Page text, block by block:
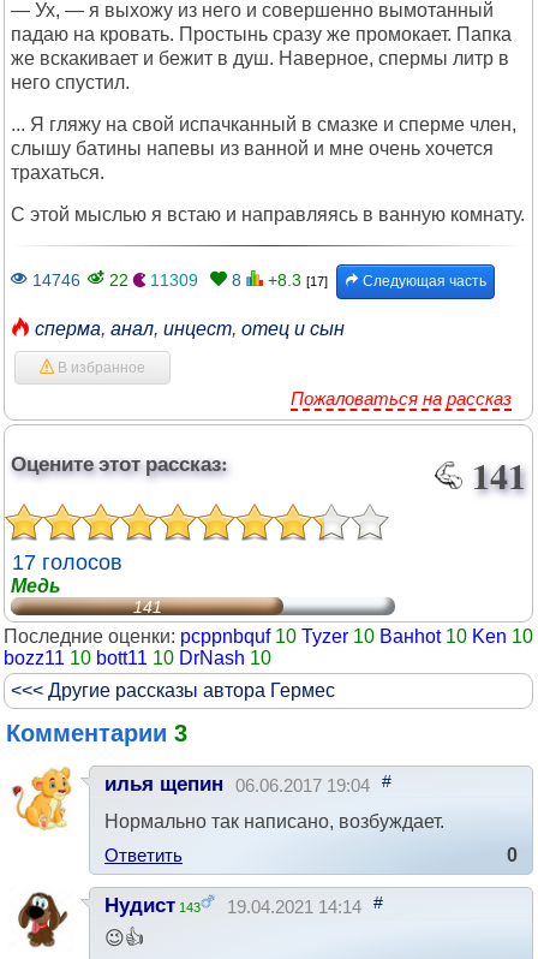
— Ух, — я выхожу из него и совершенно вымотанный
падаю на кровать. Простынь сразу же промокает. Папка
же вскакивает и бежит в душ. Наверное, спермы литр в
него спустил.
... Я гляжу на свой испачканный в смазке и сперме член,
слышу батины напевы из ванной и мне очень хочется
трахаться.
С этой мыслью я встаю и направляясь в ванную комнату.
14746 22 11309 8 +8.3 [17] Следующая часть
сперма, анал, инцест, отец и сын
В избранное
Пожаловаться на рассказ
Оцените этот рассказ: 141
17 голосов
Медь
141
Последние оценки: pcppnbquf 10 Tyzer 10 Ванhot 10 Ken 10
bozz11 10 bott11 10 DrNash 10
<<< Другие рассказы автора Гермес
Комментарии 3
илья щепин 06.06.2017 19:04 #
Нормально так написано, возбуждает.
Ответить
0
Нудист 143 19.04.2021 14:14 #
😉👍